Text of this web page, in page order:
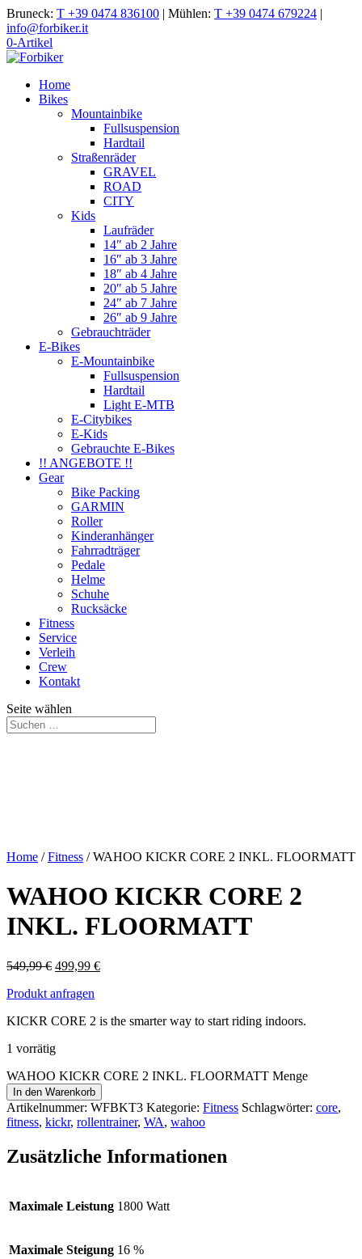
Bruneck: T +39 0474 836100 | Mühlen: T +39 0474 679224 |
info@forbiker.it
0-Artikel
Home
Bikes
Mountainbike
Fullsuspension
Hardtail
Straßenräder
GRAVEL
ROAD
CITY
Kids
Laufräder
14″ ab 2 Jahre
16″ ab 3 Jahre
18″ ab 4 Jahre
20″ ab 5 Jahre
24″ ab 7 Jahre
26″ ab 9 Jahre
Gebrauchträder
E-Bikes
E-Mountainbike
Fullsuspension
Hardtail
Light E-MTB
E-Citybikes
E-Kids
Gebrauchte E-Bikes
!! ANGEBOTE !!
Gear
Bike Packing
GARMIN
Roller
Kinderanhänger
Fahrradträger
Pedale
Helme
Schuhe
Rucksäcke
Fitness
Service
Verleih
Crew
Kontakt
Seite wählen
Home /Fitness / WAHOO KICKR CORE 2 INKL. FLOORMATT
WAHOO KICKR CORE 2
INKL. FLOORMATT
549,99€ 499,99 €
Produkt anfragen
KICKR CORE 2 is the smarter way to start riding indoors.
1 vorrätig
WAHOO KICKR CORE 2 INKL. FLOORMATT Menge
In den Warenkorb
Artikelnummer: WFBKT3 Kategorie: Fitness Schlagwörter: core,
fitness, kickr, rollentrainer, WA, wahoo
Zusätzliche Informationen
Maximale Leistung 1800 Watt
Maximale Steigung 16 %